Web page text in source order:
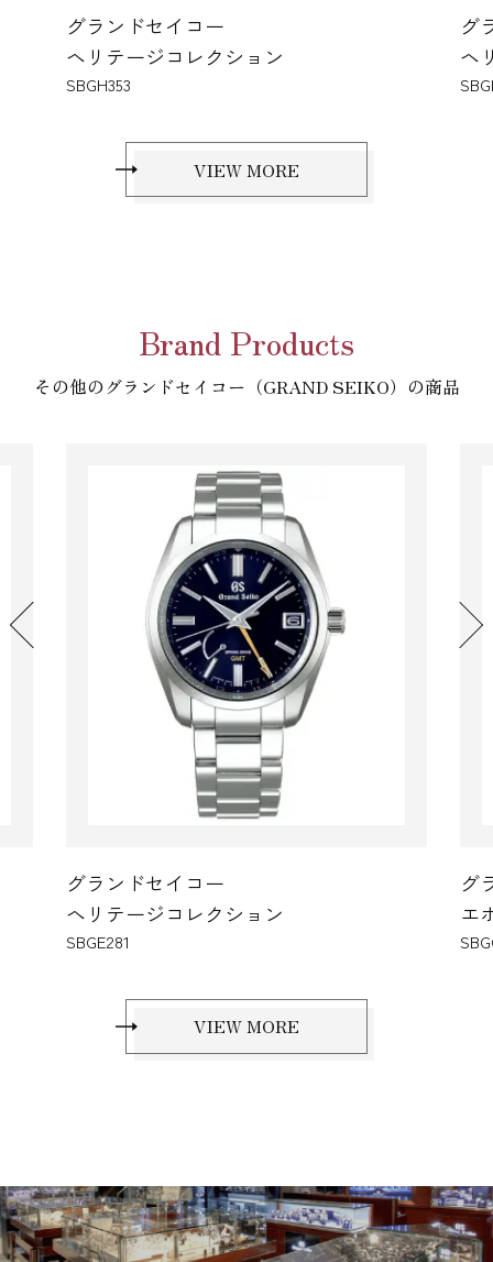
グランドセイコー
ヘリテージコレクション
SBGH351
VIEW MORE
Brand Products
その他のグランドセイコー（GRAND SEIKO）の商品
グランドセイコー
エボリューション9 コレクション
SBGC253
VIEW MORE